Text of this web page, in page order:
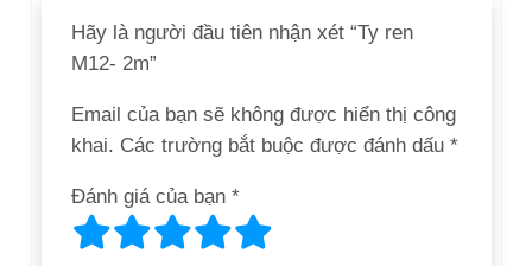
Hãy là người đầu tiên nhận xét “Ty ren
M12- 2m”
Email của bạn sẽ không được hiển thị công
khai. Các trường bắt buộc được đánh dấu *
Đánh giá của bạn *